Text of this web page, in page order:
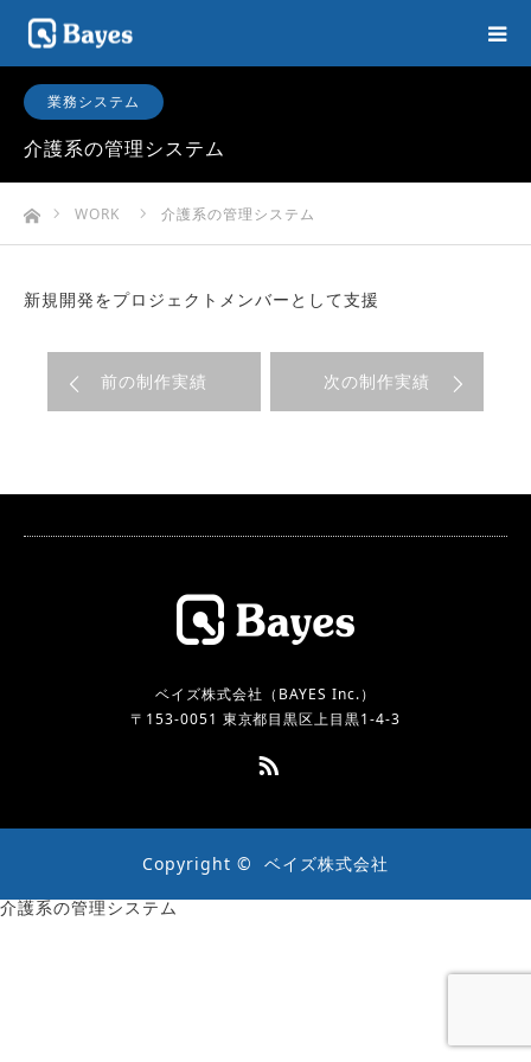
業務システム
介護系の管理システム
ホームWORK 介護系の管理システム
新規開発をプロジェクトメンバーとして支援
前の制作実績 次の制作実績
ベイズ株式会社（BAYES Inc.）
〒153-0051 東京都目黒区上目黒1-4-3
Copyright © ベイズ株式会社
介護系の管理システム